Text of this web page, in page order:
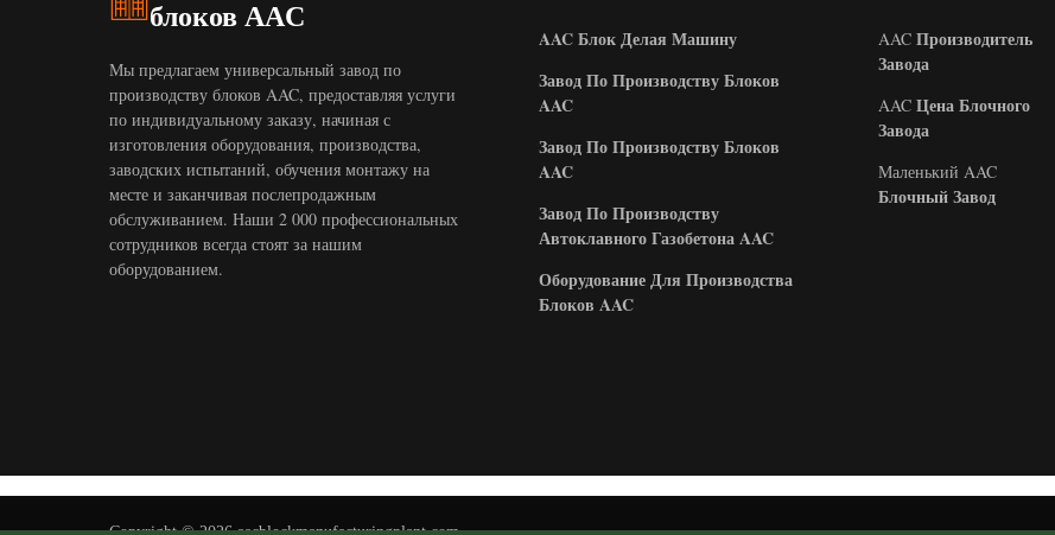
блоков AAC
Мы предлагаем универсальный завод по
производству блоков AAC, предоставляя услуги
по индивидуальному заказу, начиная с
изготовления оборудования, производства,
заводских испытаний, обучения монтажу на
месте и заканчивая послепродажным
обслуживанием. Наши 2 000 профессиональных
сотрудников всегда стоят за нашим
оборудованием.
AAC Блок Делая Машину
Завод По Производству Блоков
AAC
Завод По Производству Блоков
AAC
Завод По Производству
Автоклавного Газобетона AAC
Оборудование Для Производства
Блоков AAC
AACПроизводитель
Завода
AACЦена Блочного
Завода
Маленький AAC
Блочный Завод